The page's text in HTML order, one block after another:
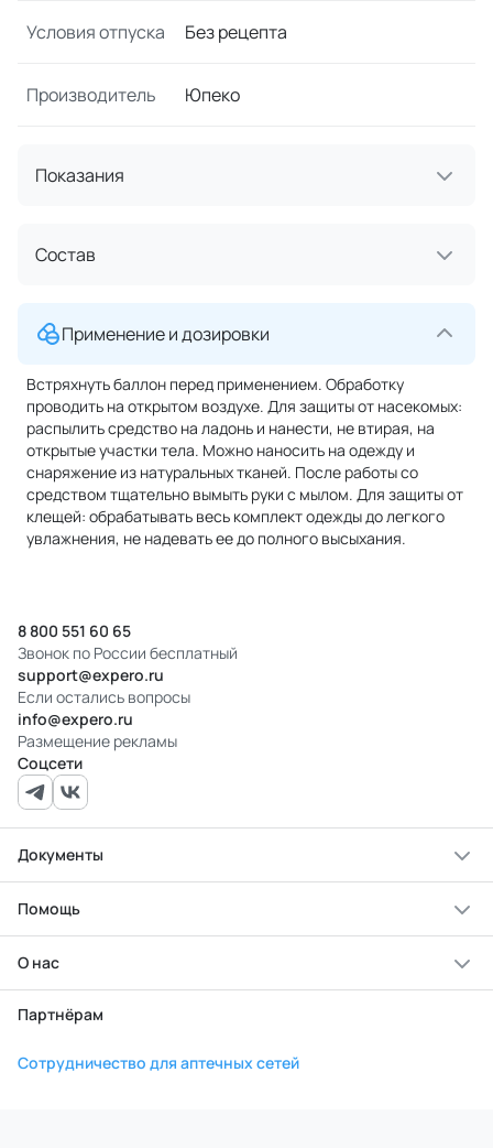
Условия отпуска Без рецепта
Производитель Юпеко
Показания
Состав
Применение и дозировки
Встряхнуть баллон перед применением. Обработку
проводить на открытом воздухе. Для защиты от насекомых:
распылить средство на ладонь и нанести, не втирая, на
открытые участки тела. Можно наносить на одежду и
снаряжение из натуральных тканей. После работы со
средством тщательно вымыть руки с мылом. Для защиты от
клещей: обрабатывать весь комплект одежды до легкого
увлажнения, не надевать ее до полного высыхания.
8 800 551 60 65
Звонок по России бесплатный
support@expero.ru
Если остались вопросы
info@expero.ru
Размещение рекламы
Соцсети
Документы
Помощь
О нас
Партнёрам
Сотрудничество для аптечных сетей